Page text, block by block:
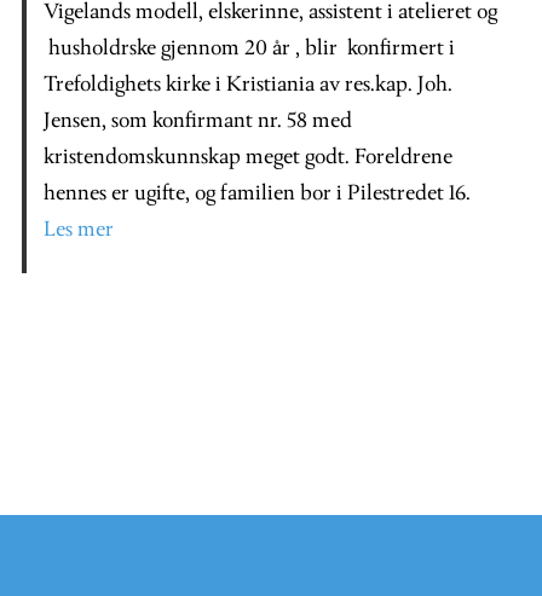
Vigelands modell, elskerinne, assistent i atelieret og
husholdrske gjennom 20 år , blir konfirmert i
Trefoldighets kirke i Kristiania av res.kap. Joh.
Jensen, som konfirmant nr. 58 med
kristendomskunnskap meget godt. Foreldrene
hennes er ugifte, og familien bor i Pilestredet 16.
Les mer